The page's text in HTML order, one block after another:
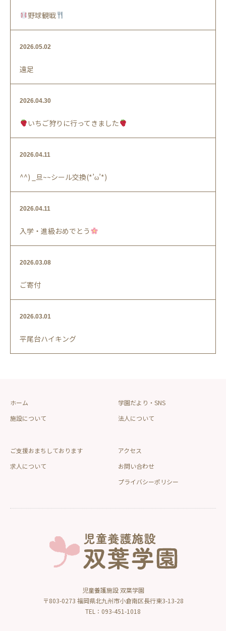
野球観戦
2026.05.02
遠足
2026.04.30
いちご狩りに行ってきました
2026.04.11
^^) _旦~~シール交換(*’ω’*)
2026.04.11
入学・進級おめでとう
2026.03.08
ご寄付
2026.03.01
平尾台ハイキング
ホーム
施設について
学園だより・SNS
法人について
ご支援おまちしております
求人について
アクセス
お問い合わせ
プライバシーポリシー
児童養護施設 双葉学園
〒803-0273 福岡県北九州市小倉南区長行東3-13-28
TEL：093-451-1018